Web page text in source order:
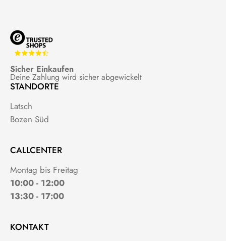
Sicher Einkaufen
Deine Zahlung wird sicher abgewickelt
STANDORTE
Latsch
Bozen Süd
CALLCENTER
Montag bis Freitag
10:00 - 12:00
13:30 - 17:00
KONTAKT